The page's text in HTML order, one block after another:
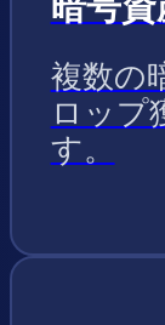
複数の
ロップ
す。